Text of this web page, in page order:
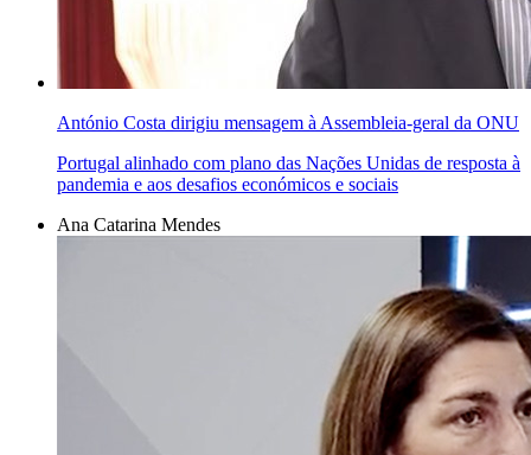
António Costa dirigiu mensagem à Assembleia-geral da ONU
Portugal alinhado com plano das Nações Unidas de resposta à
pandemia e aos desafios económicos e sociais
Ana Catarina Mendes